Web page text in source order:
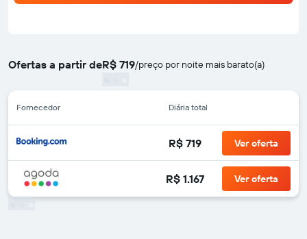
Ofertas a partir deR$ 719/preço por noite mais barato(a)
Fornecedor Diária total
R$ 719 Ver oferta
R$ 1.167 Ver oferta